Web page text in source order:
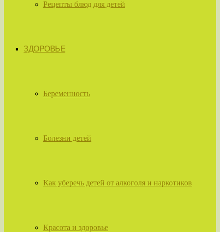
Рецепты блюд для детей
ЗДОРОВЬЕ
Беременность
Болезни детей
Как уберечь детей от алкоголя и наркотиков
Красота и здоровье